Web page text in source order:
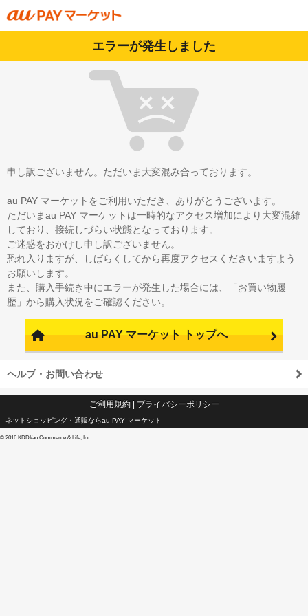
エラーが発生しました
申し訳ございません。ただいま大変混み合っております。
au PAY マーケットをご利用いただき、ありがとうございます。
ただいまau PAY マーケットは一時的なアクセス増加により大変混雑
しており、接続しづらい状態となっております。
ご迷惑をおかけし申し訳ございません。
恐れ入りますが、しばらくしてから再度アクセスくださいますよう
お願いします。
また、購入手続き中にエラーが発生した場合には、「お買い物履
歴」から購入状況をご確認ください。
au PAY マーケット トップへ
ヘルプ・お問い合わせ
ご利用規約| プライバシーポリシー
ネットショッピング・通販ならau PAY マーケット
© 2016 KDDI/au Commerce & Life, Inc.